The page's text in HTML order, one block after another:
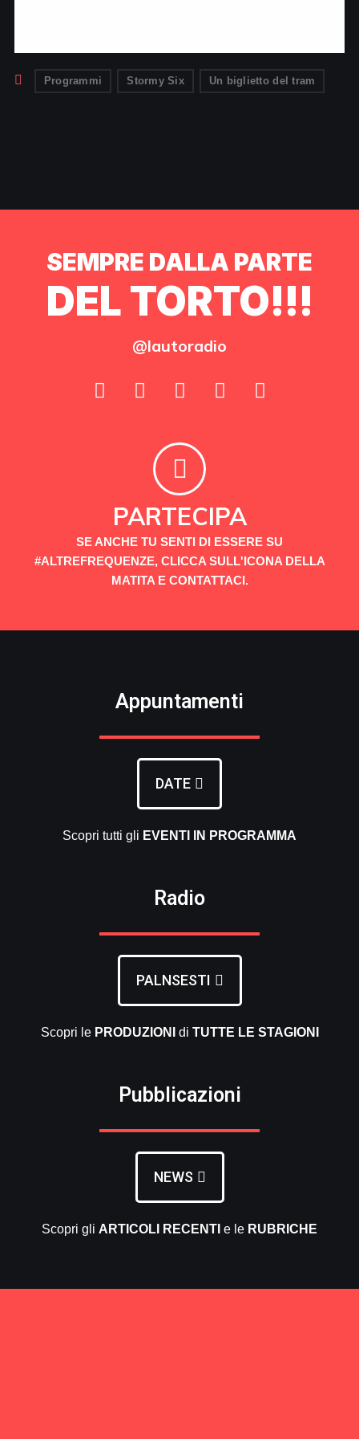
Programmi Stormy Six Un biglietto del tram
SEMPRE DALLA PARTE
DEL TORTO!!!
@lautoradio
PARTECIPA
SE ANCHE TU SENTI DI ESSERE SU
#ALTREFREQUENZE, CLICCA SULL'ICONA DELLA
MATITA E CONTATTACI.
Appuntamenti
DATE
Scopri tutti gli EVENTI IN PROGRAMMA
Radio
PALNSESTI
Scopri le PRODUZIONI di TUTTE LE STAGIONI
Pubblicazioni
NEWS
Scopri gli ARTICOLI RECENTI e le RUBRICHE